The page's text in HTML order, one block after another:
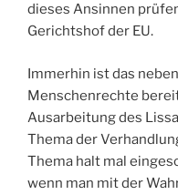
dieses Ansinnen
Gerichtshof der EU.
Immerhin ist das
Menschenrechte
Ausarbeitung des
Thema der
Thema halt mal
wenn man mit der